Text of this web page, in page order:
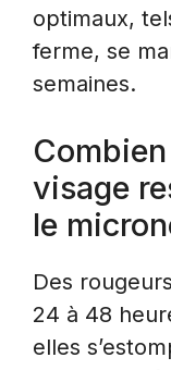
optimaux,
ferme, se
semaines.
visage
le
Des
24 à 48
elles